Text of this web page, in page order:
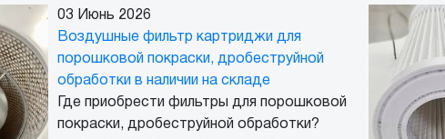
03 Июнь 2026
Воздушные фильтр картриджи для
порошковой покраски, дробеструйной
обработки в наличии на складе
Где приобрести фильтры для порошковой
покраски, дробеструйной обработки?